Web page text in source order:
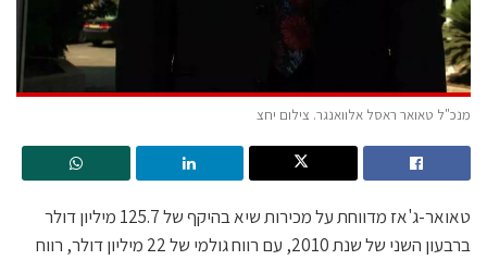
מנכ"ל טאואר ראסל אלוואנגר. צילום יחצ
טאואר-ג'אז מדווחת על מכירות שיא בהיקף של 125.7 מיליון דולר
ברבעון השני של שנת 2010, עם רווח גולמי של 22 מיליון דולר, רווח